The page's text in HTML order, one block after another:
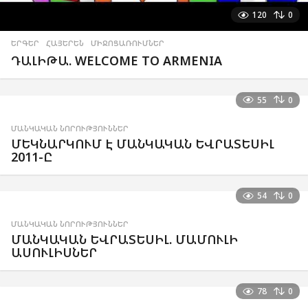
120 0
ԵՐԳԵՐ ,ՀԱՅԵՐԵՆ ,ՄԻՋՈՑԱՌՈՒՄՆԵՐ
ԴԱԼԻԹԱ. WELCOME TO ARMENIA
55 0
ՄԱՆԿԱԿԱՆ ՆՈՐՈՒԹՅՈՒՆՆԵՐ
ՄԵԿՆԱՐԿՈՒՄ Է ՄԱՆԿԱԿԱՆ ԵՎՐԱՏԵՍԻԼ
2011-Ը
54 0
ՄԱՆԿԱԿԱՆ ՆՈՐՈՒԹՅՈՒՆՆԵՐ
ՄԱՆԿԱԿԱՆ ԵՎՐԱՏԵՍԻԼ. ՄԱՄՈՒԼԻ
ԱՍՈՒԼԻՍՆԵՐ
78 0